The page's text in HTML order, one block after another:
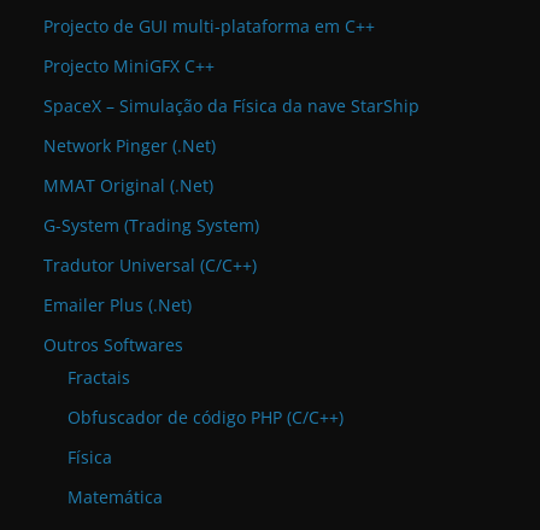
Projecto de GUI multi-plataforma em C++
Projecto MiniGFX C++
SpaceX – Simulação da Física da nave StarShip
Network Pinger (.Net)
MMAT Original (.Net)
G-System (Trading System)
Tradutor Universal (C/C++)
Emailer Plus (.Net)
Outros Softwares
Fractais
Obfuscador de código PHP (C/C++)
Física
Matemática